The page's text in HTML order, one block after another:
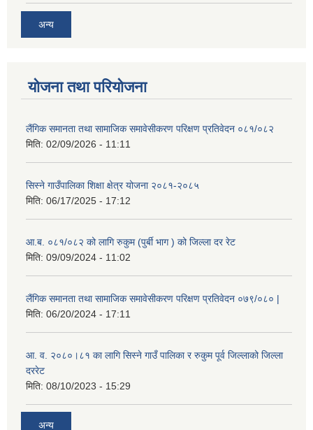
अन्य
योजना तथा परियोजना
लैंगिक समानता तथा सामाजिक समावेसीकरण परिक्षण प्रतिवेदन ०८१/०८२
मिति: 02/09/2026 - 11:11
सिस्ने गाउँपालिका शिक्षा क्षेत्र योजना २०८१-२०८५
मिति: 06/17/2025 - 17:12
आ.ब. ०८१/०८२ को लागि रुकुम (पुर्बी भाग ) को जिल्ला दर रेट
मिति: 09/09/2024 - 11:02
लैंगिक समानता तथा सामाजिक समावेसीकरण परिक्षण प्रतिवेदन ०७९/०८० |
मिति: 06/20/2024 - 17:11
आ. व. २०८०।८१ का लागि सिस्ने गाउँ पालिका र रुकुम पूर्व जिल्लाको जिल्ला
दररेट
मिति: 08/10/2023 - 15:29
अन्य